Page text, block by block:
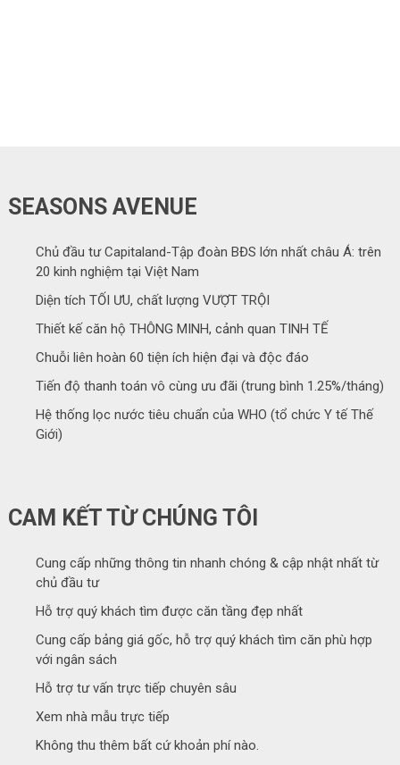
SEASONS AVENUE
Chủ đầu tư Capitaland-Tập đoàn BĐS lớn nhất châu Á: trên
20 kinh nghiệm tại Việt Nam
Diện tích TỐI ƯU, chất lượng VƯỢT TRỘI
Thiết kế căn hộ THÔNG MINH, cảnh quan TINH TẾ
Chuỗi liên hoàn 60 tiện ích hiện đại và độc đáo
Tiến độ thanh toán vô cùng ưu đãi (trung bình 1.25%/tháng)
Hệ thống lọc nước tiêu chuẩn của WHO (tổ chức Y tế Thế
Giới)
CAM KẾT TỪ CHÚNG TÔI
Cung cấp những thông tin nhanh chóng & cập nhật nhất từ
chủ đầu tư
Hỗ trợ quý khách tìm được căn tầng đẹp nhất
Cung cấp bảng giá gốc, hỗ trợ quý khách tìm căn phù hợp
với ngân sách
Hỗ trợ tư vấn trực tiếp chuyên sâu
Xem nhà mẫu trực tiếp
Không thu thêm bất cứ khoản phí nào.